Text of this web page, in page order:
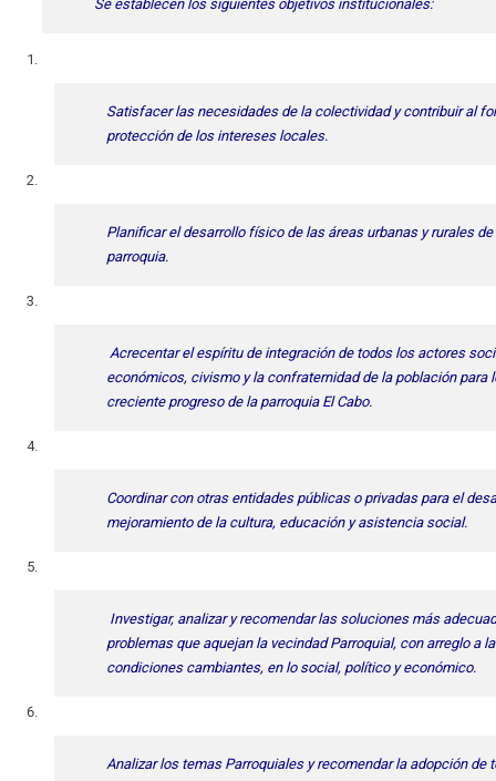
Se establecen los siguientes objetivos institucionales:
Satisfacer las necesidades de la colectividad y contribuir al
protección de los intereses locales.
Planificar el desarrollo físico de las áreas urbanas y rurales de
parroquia.
Acrecentar el espíritu de integración de todos los actores
económicos, civismo y la confraternidad de la población para
creciente progreso de la parroquia El Cabo.
Coordinar con otras entidades públicas o privadas para el
mejoramiento de la cultura, educación y asistencia social.
Investigar, analizar y recomendar las soluciones más
problemas que aquejan la vecindad Parroquial, con arreglo a
condiciones cambiantes, en lo social, político y económico.
Analizar los temas Parroquiales y recomendar la adopción de